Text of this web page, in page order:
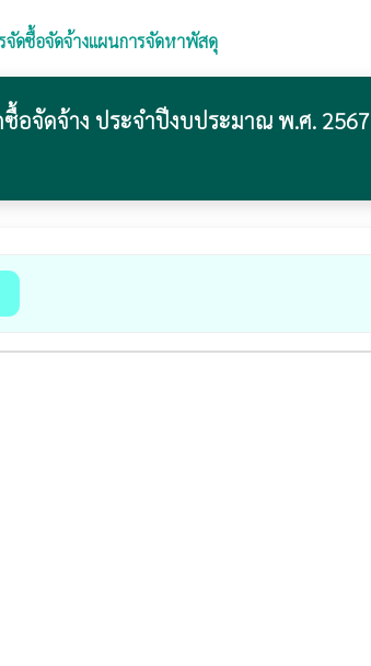
จัดซื้อจัดจ้างแผนการจัดหาพัสดุ
อจัดจ้าง ประจำปีงบประมาณ พ.ศ. 2567